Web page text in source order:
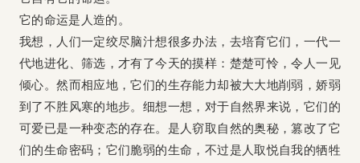
它的命运是人造的。
我想，人们一定绞尽脑汁想很多办法，去培育它们，一代一
代地进化、筛选，才有了今天的摸样：楚楚可怜，令人一见
倾心。然而相应地，它们的生存能力却被大大地削弱，娇弱
到了不胜风寒的地步。细想一想，对于自然界来说，它们的
可爱已是一种变态的存在。是人窃取自然的奥秘，篡改了它
们的生命密码；它们脆弱的生命，不过是人取悦自我的牺牲